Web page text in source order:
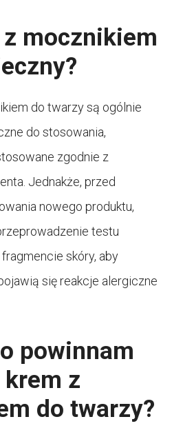
mocznikiem
do twarzy są ogólnie
do stosowania,
zgodnie z
Jednakże, przed
nowego produktu,
testu
skóry, aby
się reakcje alergiczne
powinnam
z
do twarzy?